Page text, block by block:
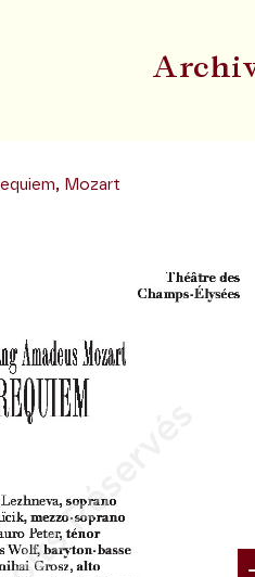
Mozart